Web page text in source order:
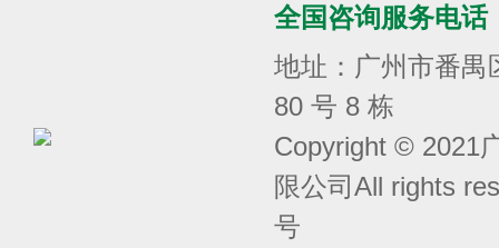
全国咨询服务电话
地址：广州市番禺
80 号 8 栋
Copyright © 2021
限公司All rights
号